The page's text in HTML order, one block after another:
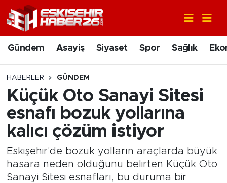
Gündem Asayiş Siyaset Spor Sağlık
HABERLER GÜNDEM
Küçük Oto Sanayi Sitesi
esnafı bozuk yollarına
kalıcı çözüm istiyor
Eskişehir'de bozuk yolların araçlarda büyük
hasara neden olduğunu belirten Küçük Oto
Sanayi Sitesi esnafları, bu duruma bir
Gündem
Asayiş
Siyaset
Spor
Ekonomi
Nöbetçi Eczaneler
Hava Durumu
Trafik Durumu
Süper Lig Puan Durumu ve Fikstür
Tüm Manşetler
Son Dakika Haberleri